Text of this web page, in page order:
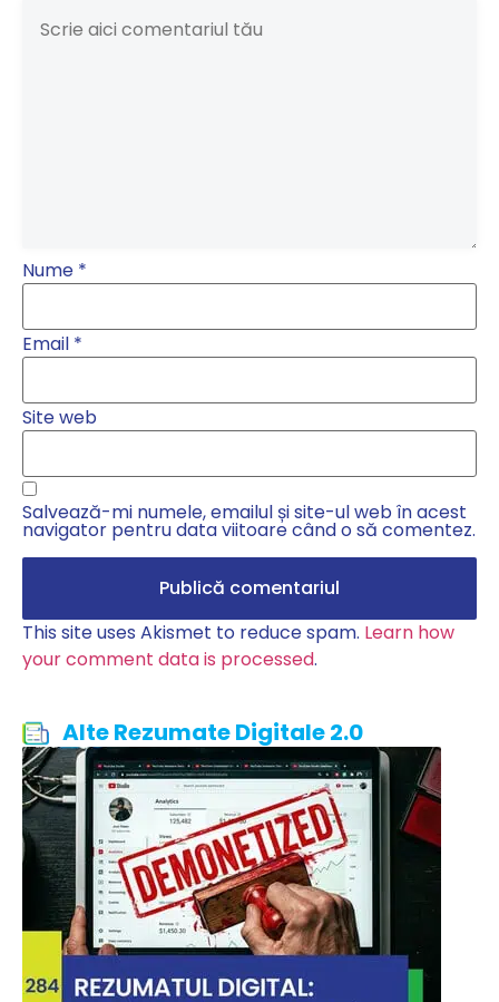
Nume *
Email *
Site web
Salvează-mi numele, emailul și site-ul web în acest
navigator pentru data viitoare când o să comentez.
This site uses Akismet to reduce spam. Learn how
your comment data is processed.
Alte Rezumate Digitale 2.0